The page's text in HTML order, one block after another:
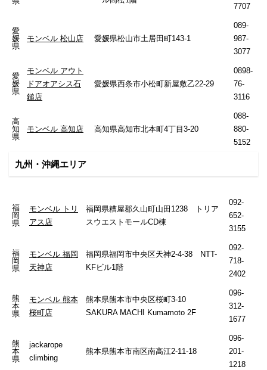
7707
愛
媛
県
モンベル 松山店 愛媛県松山市土居田町143-1
089-
987-
3077
愛
媛
県
モンベル アウト
ドアオアシス石
鎚店
愛媛県西条市小松町新屋敷乙22-29
0898-
76-
3116
高
知
県
モンベル 高知店 高知県高知市北本町4丁目3-20
088-
880-
5152
九州・沖縄エリア
福
岡
県
モンベル トリ
アス店
福岡県糟屋郡久山町山田1238 トリア
スウエストモールCD棟
092-
652-
3155
福
岡
県
モンベル 福岡
天神店
福岡県福岡市中央区天神2-4-38 NTT-
KFビル1階
092-
718-
2402
熊
本
県
モンベル 熊本
桜町店
熊本県熊本市中央区桜町3-10
SAKURA MACHI Kumamoto 2F
096-
312-
1677
熊
本
県
jackarope
climbing
熊本県熊本市南区南高江2-11-18
096-
201-
1218